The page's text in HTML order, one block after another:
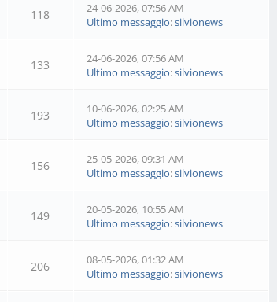
118
24-06-2026, 07:56 AM
Ultimo messaggio:silvionews
133
24-06-2026, 07:56 AM
Ultimo messaggio:silvionews
193
10-06-2026, 02:25 AM
Ultimo messaggio:silvionews
156
25-05-2026, 09:31 AM
Ultimo messaggio:silvionews
149
20-05-2026, 10:55 AM
Ultimo messaggio:silvionews
206
08-05-2026, 01:32 AM
Ultimo messaggio:silvionews